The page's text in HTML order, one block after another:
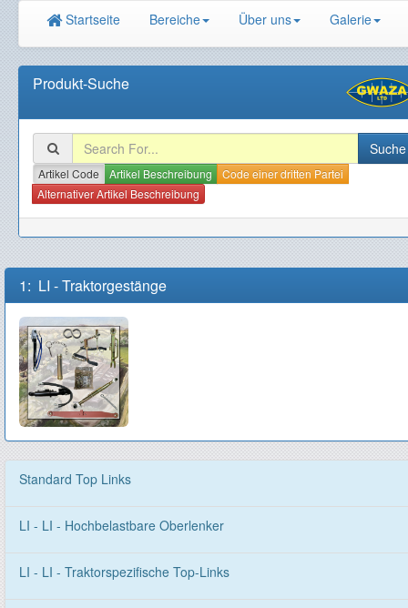
Startseite Bereiche Über uns Galerie
Produkt-Suche
Artikel Code Artikel Beschreibung
Code einer dritten Partei
Alternativer Artikel Beschreibung
1: LI - Traktorgestänge
Standard Top Links
LI - LI - Hochbelastbare Oberlenker
LI - LI - Traktorspezifische Top-Links